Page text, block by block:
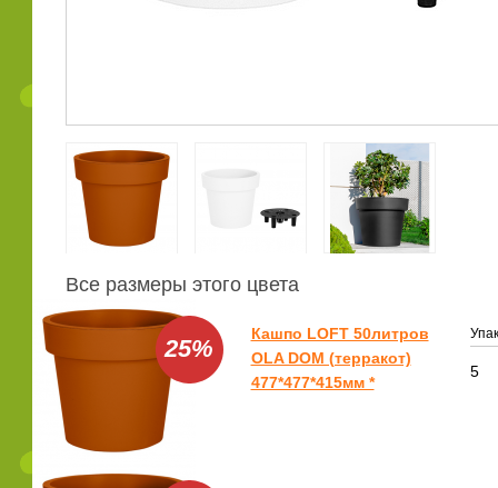
Все размеры этого цвета
25%
Кашпо LOFT 50литров
OLA DOM (терракот)
477*477*415мм *
5